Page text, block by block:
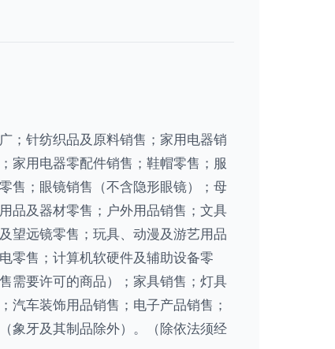
；针纺织品及原料销售；家用电器销
家用电器零配件销售；鞋帽零售；服
售；眼镜销售（不含隐形眼镜）；母
品及器材零售；户外用品销售；文具
望远镜零售；玩具、动漫及游艺用品
零售；计算机软硬件及辅助设备零
需要许可的商品）；家具销售；灯具
汽车装饰用品销售；电子产品销售；
象牙及其制品除外）。（除依法须经